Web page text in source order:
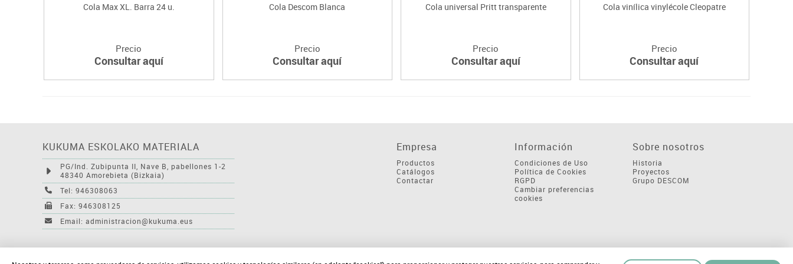
Cola Max XL. Barra 24 u.
Precio
Consultar aquí
Cola Descom Blanca
Precio
Consultar aquí
Cola universal Pritt transparente
Precio
Consultar aquí
Cola vinílica vinylécole Cleopatre
Precio
Consultar aquí
KUKUMA ESKOLAKO MATERIALA
PG/Ind. Zubipunta II, Nave B, pabellones 1-2
48340 Amorebieta (Bizkaia)
Tel: 946308063
Fax: 946308125
Email: administracion@kukuma.eus
Empresa
Productos
Catálogos
Contactar
Información
Condiciones de Uso
Política de Cookies
RGPD
Cambiar preferencias
cookies
Sobre nosotros
Historia
Proyectos
Grupo DESCOM